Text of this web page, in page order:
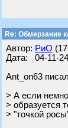
Re: Обмерзание
Автор: РиО
Дата: 04-11-
Ant_on63
> А если
> образуется
> "точкой